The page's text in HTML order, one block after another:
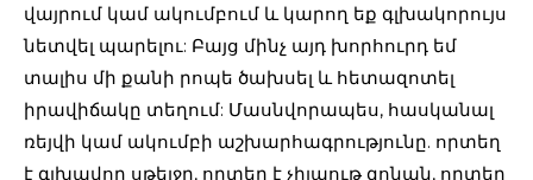
վայրում կամ ակումբում և կարող եք գլխակորույս
նետվել պարելու: Բայց մինչ այդ խորհուրդ եմ
տալիս մի քանի րոպե ծախսել և հետազոտել
իրավիճակը տեղում: Մասնվորապես, հասկանալ
ռեյվի կամ ակումբի աշխարհագրությունը. որտեղ
է գլխավոր սթեյջը, որտեղ է չիլաութ զոնան, որտեղ